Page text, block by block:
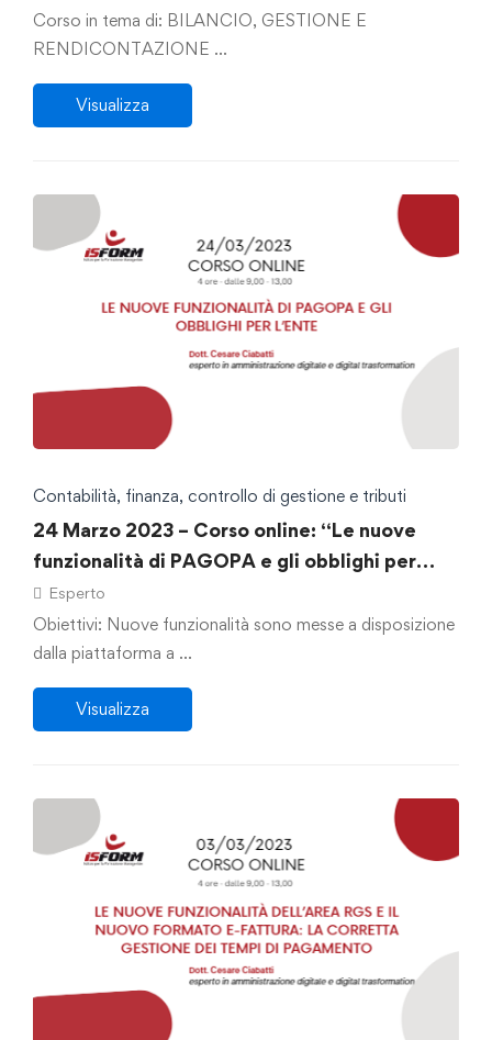
PNRR e il PNC: compiti di direzione per
progetti nel contesto delle responsabilità di
risultato, la revisione del TUEL, evoluzione
normativa e filosofia del diritto contabile”
Corso in tema di: BILANCIO, GESTIONE E
RENDICONTAZIONE …
Visualizza
Contabilità, finanza, controllo di gestione e tributi
24 Marzo 2023 – Corso online: “Le nuove
funzionalità di PAGOPA e gli obblighi per
l’ente”
Esperto
Obiettivi: Nuove funzionalità sono messe a disposizione
dalla piattaforma a …
Visualizza